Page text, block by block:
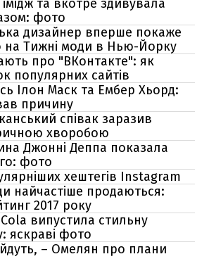
та вкотре здивувала
фото
дизайнер вперше покаже
на Тижні моди в Нью-Йорку
про "ВКонтакте": як
популярних сайтів
Ілон Маск та Ембер Хьорд:
причину
співак заразив
хворобою
Джонні Деппа показала
фото
хештегів Instagram
найчастіше продаються:
2017 року
випустила стильну
яскраві фото
– Омелян про плани